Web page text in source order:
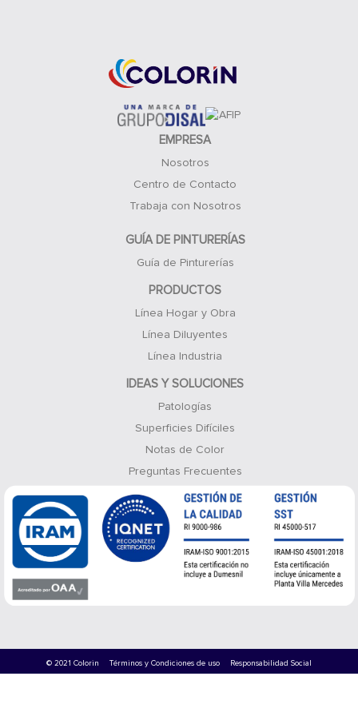
EMPRESA
Nosotros
Centro de Contacto
Trabaja con Nosotros
GUÍA DE PINTURERÍAS
Guía de Pinturerías
PRODUCTOS
Línea Hogar y Obra
Línea Diluyentes
Línea Industria
IDEAS Y SOLUCIONES
Patologías
Superficies Difíciles
Notas de Color
Preguntas Frecuentes
© 2021 Colorin Términos y Condiciones de uso Responsabilidad Social